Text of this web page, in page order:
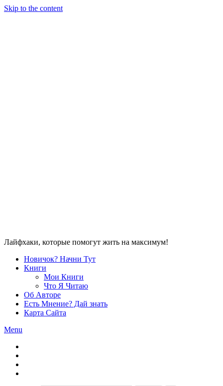
Skip to the content
Лайфхаки, которые помогут жить на максимум!
Новичок? Начни Тут
Книги
Мои Книги
Что Я Читаю
Об Авторе
Есть Мнение? Дай знать
Карта Сайта
Menu